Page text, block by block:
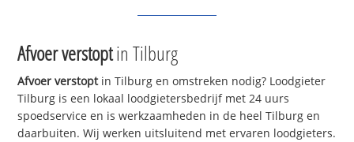
Afvoer verstoptin Tilburg
Afvoer verstoptin Tilburg en omstreken nodig? Loodgieter
Tilburg is een lokaal loodgietersbedrijf met 24 uurs
spoedservice en is werkzaamheden in de heel Tilburg en
daarbuiten. Wij werken uitsluitend met ervaren loodgieters.